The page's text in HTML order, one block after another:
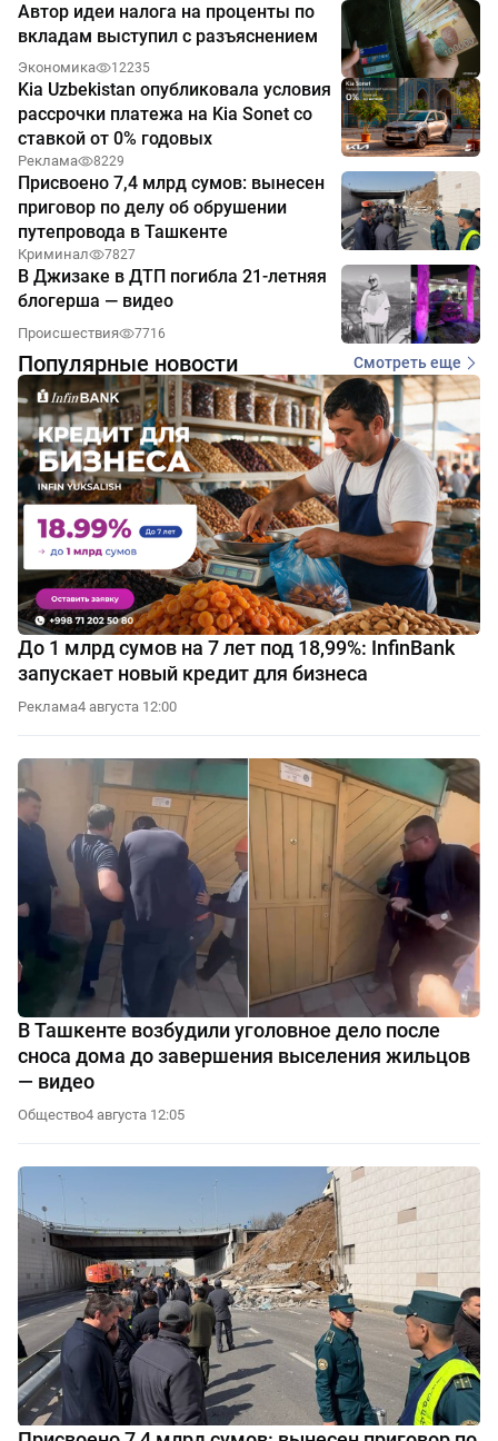
Автор идеи налога на проценты по
вкладам выступил с разъяснением
Экономика 12235
Kia Uzbekistan опубликовала условия
рассрочки платежа на Kia Sonet со
ставкой от 0% годовых
Реклама 8229
Присвоено 7,4 млрд сумов: вынесен
приговор по делу об обрушении
путепровода в Ташкенте
Криминал 7827
В Джизаке в ДТП погибла 21-летняя
блогерша — видео
Происшествия 7716
Популярные новости Смотреть еще
До 1 млрд сумов на 7 лет под 18,99%: InfinBank
запускает новый кредит для бизнеса
Реклама4 августа 12:00
В Ташкенте возбудили уголовное дело после
сноса дома до завершения выселения жильцов
— видео
Общество4 августа 12:05